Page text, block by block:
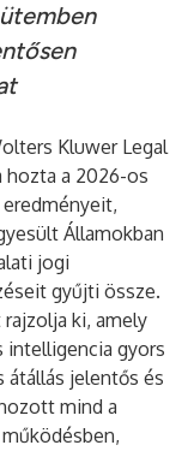
Kluwer Legal
hozta a 2026-os
Államokban
jogi
gyűjti össze.
ki, amely
intelligencia gyors
átállás jelentős és
mind a